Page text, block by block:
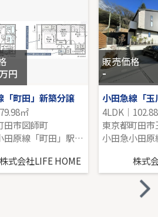
東急田園都市線「宮前平」新築分譲
-｜4LDK｜105.16㎡｜南
販売価格を見る
円
「町田」新築分譲
㎡
田市図師町
小田急小田原線「町田」駅 バス19分 「馬駈」 停歩8分
株式会社LIFE HOME
販売価格
-
4LDK｜
東京都町田
株式